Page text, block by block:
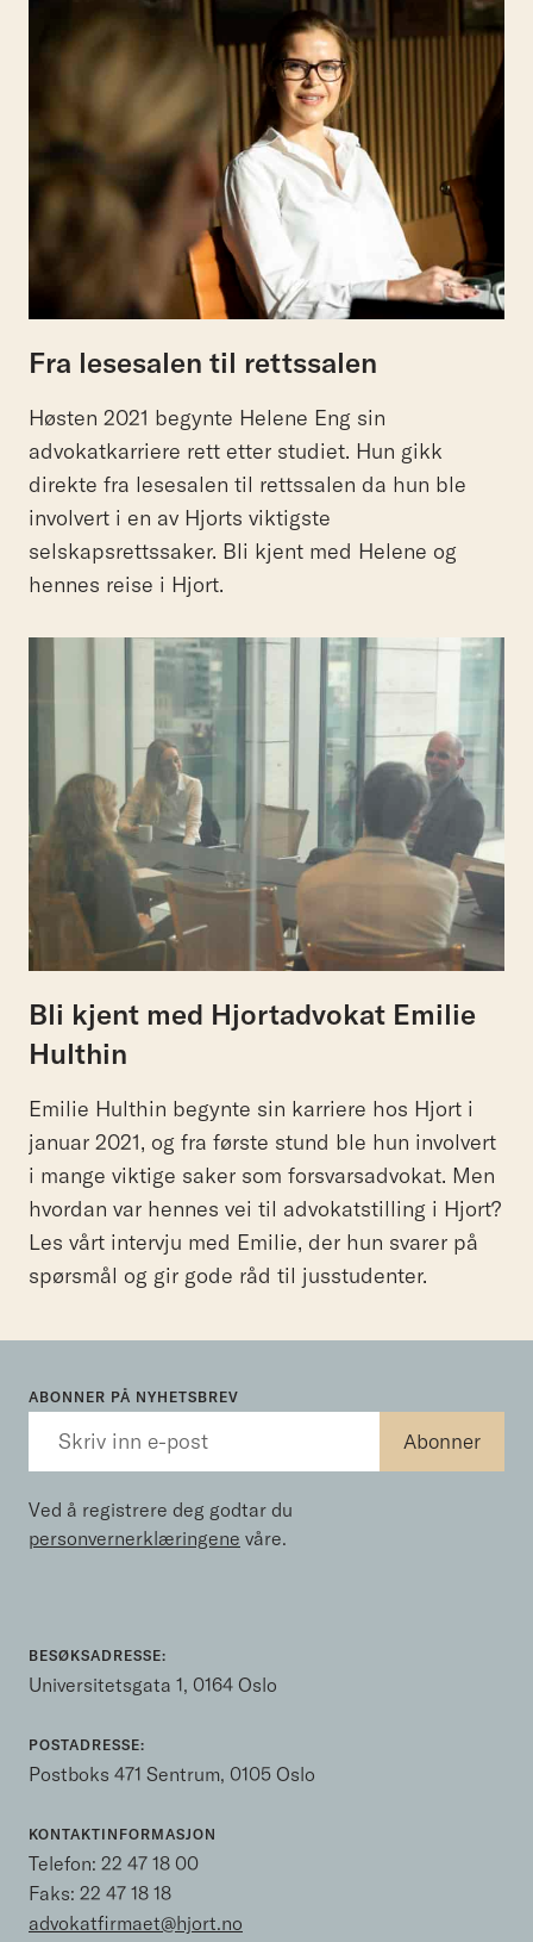
Fra lesesalen til rettssalen
Høsten 2021 begynte Helene Eng sin
advokatkarriere rett etter studiet. Hun gikk
direkte fra lesesalen til rettssalen da hun ble
involvert i en av Hjorts viktigste
selskapsrettssaker. Bli kjent med Helene og
hennes reise i Hjort.
Bli kjent med Hjortadvokat Emilie
Hulthin
Emilie Hulthin begynte sin karriere hos Hjort i
januar 2021, og fra første stund ble hun involvert
i mange viktige saker som forsvarsadvokat. Men
hvordan var hennes vei til advokatstilling i Hjort?
Les vårt intervju med Emilie, der hun svarer på
spørsmål og gir gode råd til jusstudenter.
ABONNER PÅ NYHETSBREV
Ved å registrere deg godtar du
personvernerklæringene våre.
BESØKSADRESSE:
Universitetsgata 1, 0164 Oslo
POSTADRESSE:
Postboks 471 Sentrum, 0105 Oslo
KONTAKTINFORMASJON
Telefon: 22 47 18 00
Faks: 22 47 18 18
advokatfirmaet@hjort.no